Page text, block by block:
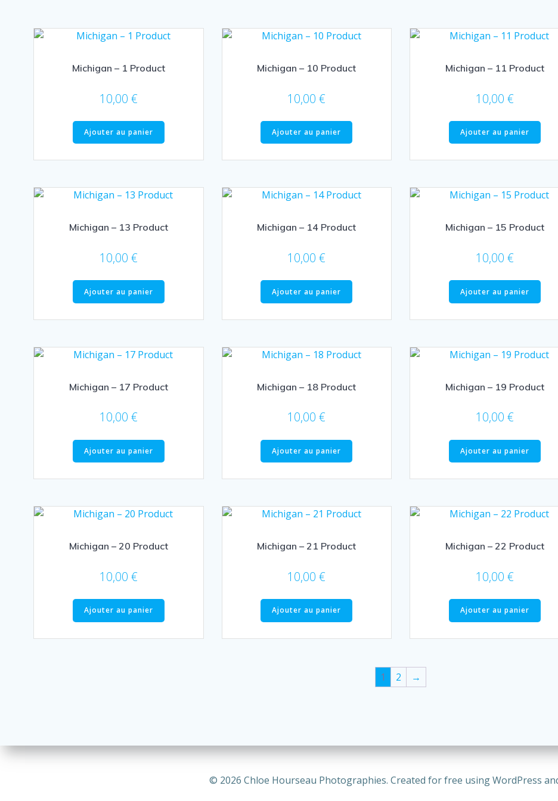
Michigan – 1 Product
10,00 €
Ajouter au panier
Michigan – 10 Product
10,00€
Ajouter au panier
Michigan – 11 Product
10,00 €
Ajouter au panier
Michigan – 13 Product
10,00 €
Ajouter au panier
Michigan – 14 Product
10,00€
Ajouter au panier
Michigan – 15 Product
10,00 €
Ajouter au panier
Michigan – 17 Product
10,00 €
Ajouter au panier
Michigan – 18 Product
10,00€
Ajouter au panier
Michigan – 19 Product
10,00 €
Ajouter au panier
Michigan – 20 Product
10,00 €
Ajouter au panier
Michigan – 21 Product
10,00€
Ajouter au panier
Michigan – 22 Product
10,00 €
Ajouter au panier
1 2 →
© 2026 Chloe Hourseau Photographies. Created for free using WordPress